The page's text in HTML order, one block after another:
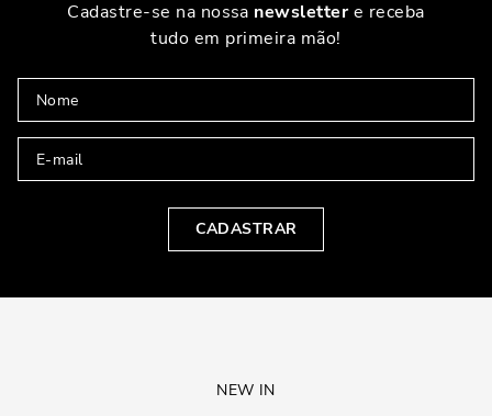
Cadastre-se na nossa newslettere receba
tudo em primeira mão!
CADASTRAR
NEW IN